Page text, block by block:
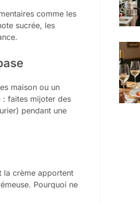
comme les
sucrée, les
maison ou un
: faites mijoter des
pendant une
la crème apportent
Pourquoi ne